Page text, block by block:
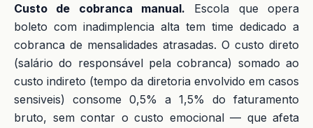
Custo de cobranca manual. Escola que opera
boleto com inadimplencia alta tem time dedicado a
cobranca de mensalidades atrasadas. O custo direto
(salário do responsável pela cobranca) somado ao
custo indireto (tempo da diretoria envolvido em casos
sensiveis) consome 0,5% a 1,5% do faturamento
bruto, sem contar o custo emocional — que afeta